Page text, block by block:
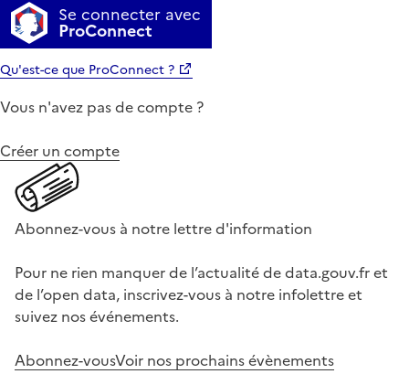
Se connecter avec
ProConnect
Qu'est-ce que ProConnect ?
Vous n'avez pas de compte ?
Créer un compte
Abonnez-vous à notre lettre d'information
Pour ne rien manquer de l’actualité de data.gouv.fr et
de l’open data, inscrivez-vous à notre infolettre et
suivez nos événements.
Abonnez-vousVoir nos prochains évènements